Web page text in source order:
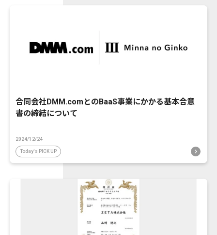
合同会社DMM.comとのBaaS事業にかかる基本合意
書の締結について
2024/12/24
Today's PICK UP